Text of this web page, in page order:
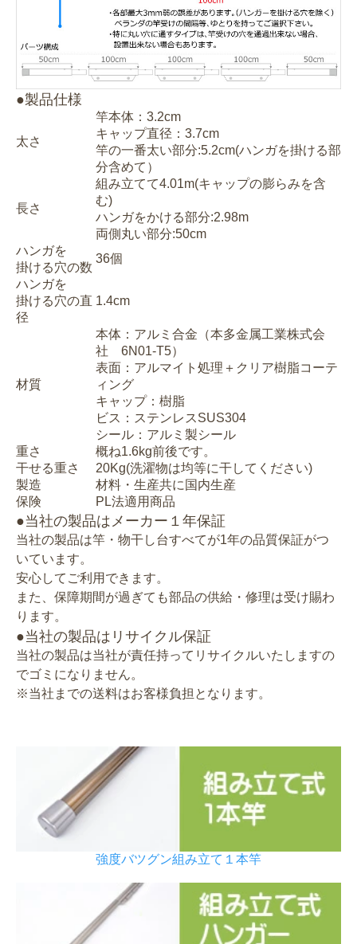
●製品仕様
太さ
竿本体：3.2cm
キャップ直径：3.7cm
竿の一番太い部分:5.2cm(ハンガを掛ける部
分含めて）
長さ
組み立てて4.01m(キャップの膨らみを含
む)
ハンガをかける部分:2.98m
両側丸い部分:50cm
ハンガを
掛ける穴の数
36個
ハンガを
掛ける穴の直
径
1.4cm
材質
本体：アルミ合金（本多金属工業株式会
社 6N01-T5）
表面：アルマイト処理＋クリア樹脂コーテ
ィング
キャップ：樹脂
ビス：ステンレスSUS304
シール：アルミ製シール
重さ
概ね1.6kg前後です。
干せる重さ
20Kg(洗濯物は均等に干してください)
製造
材料・生産共に国内生産
保険
PL法適用商品
●当社の製品はメーカー１年保証
当社の製品は竿・物干し台すべてが1年の品質保証がつ
いています。
安心してご利用できます。
また、保障期間が過ぎても部品の供給・修理は受け賜わ
ります。
●当社の製品はリサイクル保証
当社の製品は当社が責任持ってリサイクルいたしますの
でゴミになりません。
※当社までの送料はお客様負担となります。
強度バツグン組み立て１本竿